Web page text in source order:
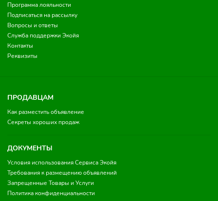
Программа лояльности
Подписаться на рассылку
Вопросы и ответы
Служба поддержки Экойя
Контакты
Реквизиты
ПРОДАВЦАМ
Как разместить объявление
Секреты хороших продаж
ДОКУМЕНТЫ
Условия использования Сервиса Экойя
Требования к размещению объявлений
Запрещенные Товары и Услуги
Политика конфиденциальности